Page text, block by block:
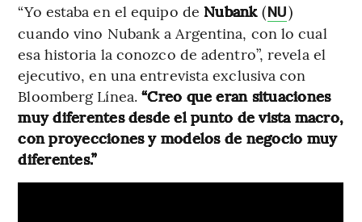
“Yo estaba en el equipo de Nubank (NU)
cuando vino Nubank a Argentina, con lo cual
esa historia la conozco de adentro”, revela el
ejecutivo, en una entrevista exclusiva con
Bloomberg Línea.“Creo que eran situaciones
muy diferentes desde el punto de vista macro,
con proyecciones y modelos de negocio muy
diferentes.”